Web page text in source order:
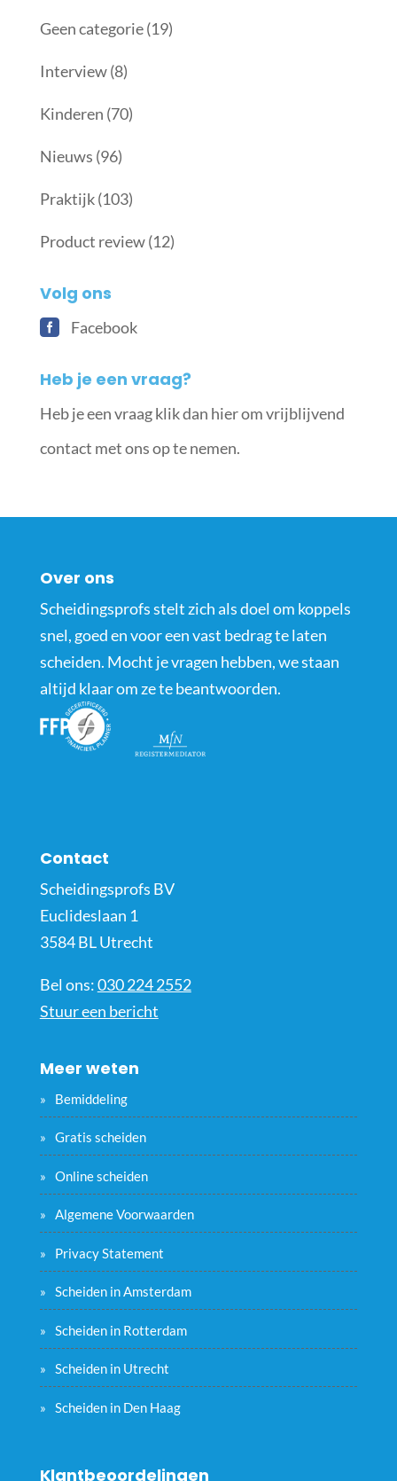
Geen categorie(19)
Interview(8)
Kinderen (70)
Nieuws (96)
Praktijk(103)
Product review(12)
Volg ons
Facebook
Heb je een vraag?
Heb je een vraag klik dan hier om vrijblijvend
contact met ons op te nemen.
Over ons
Scheidingsprofs stelt zich als doel om koppels
snel, goed en voor een vast bedrag te laten
scheiden. Mocht je vragen hebben, we staan
altijd klaar om ze te beantwoorden.
Contact
Scheidingsprofs BV
Euclideslaan 1
3584 BL Utrecht
Bel ons:030 224 2552
Stuur een bericht
Meer weten
Bemiddeling
Gratis scheiden
Online scheiden
Algemene Voorwaarden
Privacy Statement
Scheiden in Amsterdam
Scheiden in Rotterdam
Scheiden in Utrecht
Scheiden in Den Haag
Klantbeoordelingen